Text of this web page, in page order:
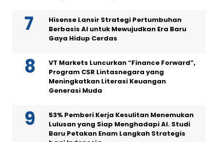
Hisense Lansir Strategi Pertumbuhan
Berbasis AI untuk Mewujudkan Era Baru
Gaya Hidup Cerdas
VT Markets Luncurkan “Finance Forward”,
Program CSR Lintasnegara yang
Meningkatkan Literasi Keuangan
Generasi Muda
53% Pemberi Kerja Kesulitan Menemukan
Lulusan yang Siap Menghadapi AI. Studi
Baru Petakan Enam Langkah Strategis